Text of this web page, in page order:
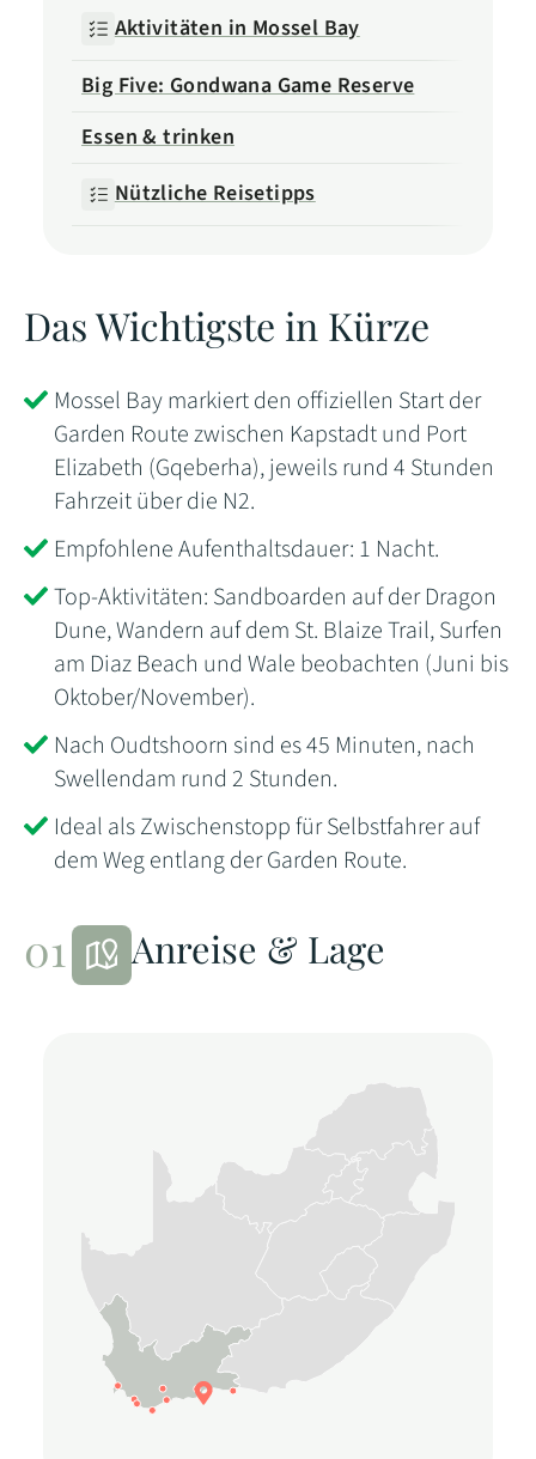
Aktivitäten in Mossel Bay
Big Five: Gondwana Game Reserve
Essen & trinken
Nützliche Reisetipps
Das Wichtigste in Kürze
Mossel Bay markiert den offiziellen Start der
Garden Route zwischen Kapstadt und Port
Elizabeth (Gqeberha), jeweils rund 4 Stunden
Fahrzeit über die N2.
Empfohlene Aufenthaltsdauer: 1 Nacht.
Top-Aktivitäten: Sandboarden auf der Dragon
Dune, Wandern auf dem St. Blaize Trail, Surfen
am Diaz Beach und Wale beobachten (Juni bis
Oktober/November).
Nach Oudtshoorn sind es 45 Minuten, nach
Swellendam rund 2 Stunden.
Ideal als Zwischenstopp für Selbstfahrer auf
dem Weg entlang der Garden Route.
Anreise & Lage